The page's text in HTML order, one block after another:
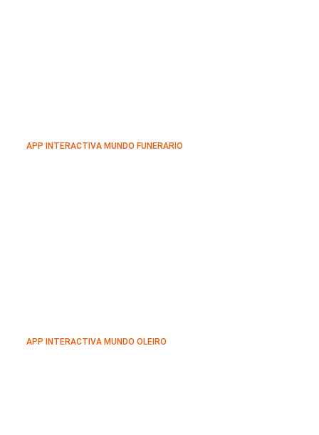
APP INTERACTIVA MUNDO FUNERARIO
APP INTERACTIVA MUNDO OLEIRO